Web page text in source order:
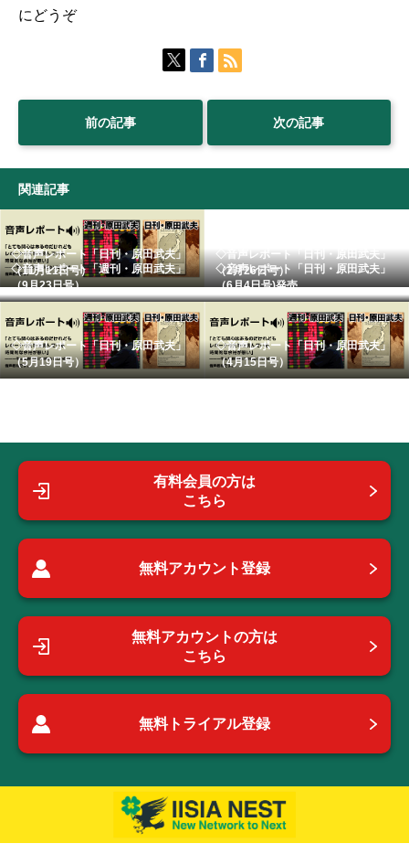
にどうぞ
前の記事 次の記事
関連記事
◇音声レポート「日刊・原田武夫」
（11月11日号）
◇音声レポート「日刊・原田武夫」
（2月26日号）
◇音声レポート「週刊・原田武夫」
（9月23日号） ...
◇音声レポート「日刊・原田武夫」
（6月4日号)発売...
◇音声レポート「日刊・原田武夫」
（5月19日号）
◇音声レポート「日刊・原田武夫」
（4月15日号）
有料会員の方は
こちら
無料アカウント登録
無料アカウントの方は
こちら
無料トライアル登録